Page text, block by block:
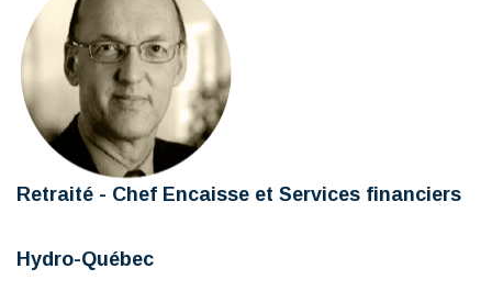
Retraité - Chef Encaisse et Services financiers
Hydro-Québec